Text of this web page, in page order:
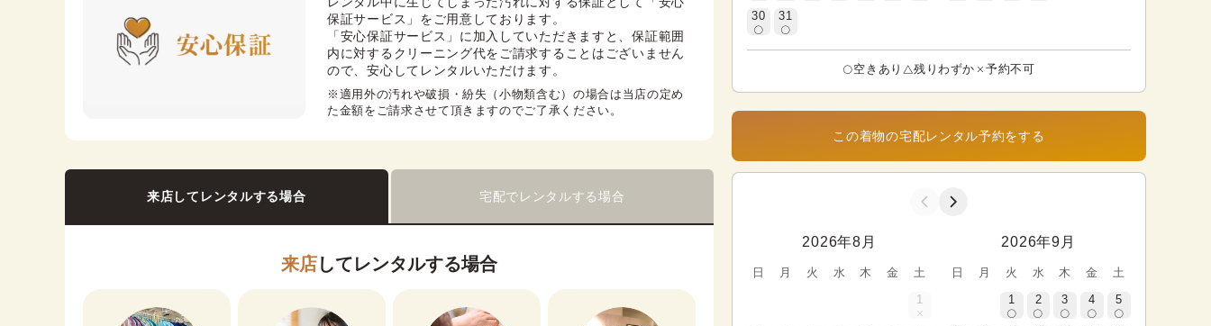
保証サービス」をご用意しております。
「安心保証サービス」に加入していただきますと、保証範囲
内に対するクリーニング代をご請求することはございません
ので、安心してレンタルいただけます。
※適用外の汚れや破損・紛失（小物類含む）の場合は当店の定め
た金額をご請求させて頂きますのでご了承ください。
来店してレンタルする場合 宅配でレンタルする場合
来店してレンタルする場合
30 31
空きあり 残りわずか 予約不可
この着物の宅配レンタル予約をする
2026年8月
日 月 火 水 木 金
土
1
2026年9月
日 月 火 水 木 金
土
1
2 3 4 5